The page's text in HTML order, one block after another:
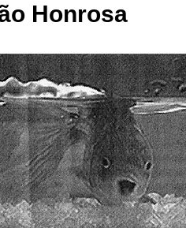
Honrosa